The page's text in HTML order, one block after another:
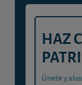
HAZ
Únete y